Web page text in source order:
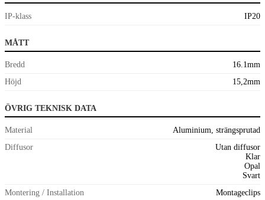
IP-klass IP20
MÅTT
Bredd
16.1mm
Höjd
15,2mm
ÖVRIG TEKNISK DATA
Material
Aluminium, strängsprutad
Diffusor
Utan diffusor
Klar
Opal
Svart
Montering / Installation
Montageclips